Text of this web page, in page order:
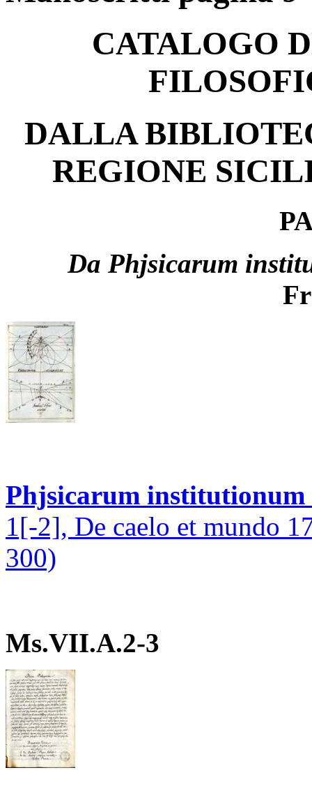
CATALOGO
DALLA
REGIONE
Da Phjsicarum
Phjsicarum institutionum
1[-2], De caelo et mundo
300)
Ms.VII.A.2-3